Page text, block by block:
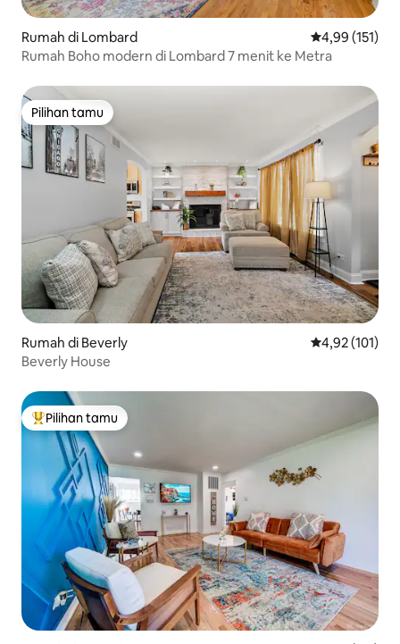
Rumah di Lombard Nilai rata-rata
4,99 (151)
Rumah Boho modern di Lombard 7 menit ke Metra
Pilihan tamu
Pilihan tamu
Rumah di Beverly Nilai rata-rata
4,92 (101)
Beverly House
Pilihan tamu terpopuler
Pilihan tamu